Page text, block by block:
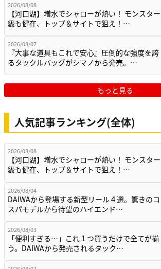
2026/08/08
【河口湖】増水でシャローが熱い！ モンスター
級も健在、トップ＆サイトで狙え！…
2026/08/07
『大事な道具もこれで安心』圧倒的な強度を誇
るタックルバッグがシマノから発売。…
もっと見る
人気記事ランキング(全体)
2026/08/08
【河口湖】増水でシャローが熱い！ モンスター
級も健在、トップ＆サイトで狙え！…
2026/08/04
DAIWAから登場する新型リール４選。驚きのコ
スパモデルから待望のハイエンド…
2026/08/03
「便利すぎる…」これ１つ買うだけで全てが揃
う。DAIWAから発売されるタック…